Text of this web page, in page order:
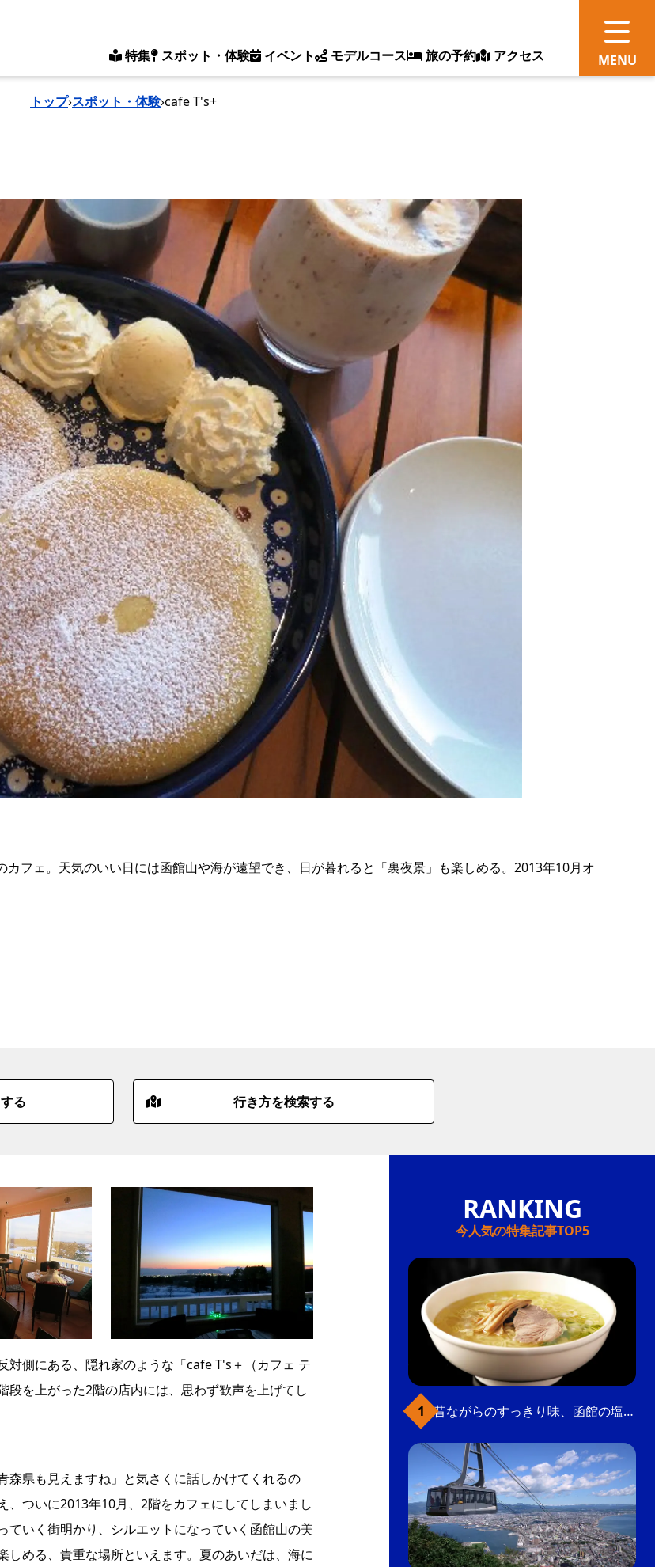
特集 スポット・体験 イベント モデルコース 旅の予約 アクセス
トップ›スポット・体験›cafe T's+
フェ。天気のいい日には函館山や海が遠望でき、日が暮れると「裏夜景」も楽しめる。2013年10月オ
る 行き方を検索する
側にある、隠れ家のような「cafe T's＋（カフェ テ
を上がった2階の店内には、思わず歓声を上げてし
森県も見えますね」と気さくに話しかけてくれるの
ついに2013年10月、2階をカフェにしてしまいまし
いく街明かり、シルエットになっていく函館山の美
める、貴重な場所といえます。夏のあいだは、海に
今人気の特集記事TOP5
昔ながらのすっきり味、函館の塩ラーメン